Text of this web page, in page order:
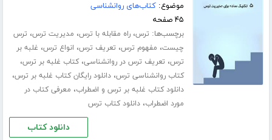
موضوع:کتاب‌های روانشناسی
۴۵ صفحه
برچسب‌ها: ترس،راه مقابله با ترس، مدیریت ترس، ترس
چیست، مفهوم ترس، تعریف ترس، انواع ترس، غلبه بر
ترس، تعریف ترس در روانشناسی،کتاب غلبه بر ترس،
کتاب روانشناسی ترس،دانلود رایگان کتاب غلبه بر ترس،
دانلود کتاب غلبه بر ترس و اضطراب، معرفی کتاب در
مورد اضطراب،دانلود کتاب ترس
دانلود کتاب